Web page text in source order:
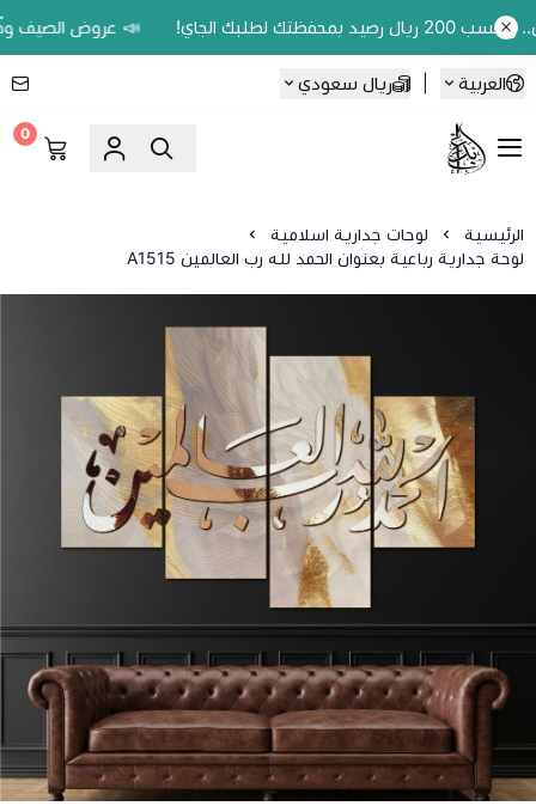
📣 عروض الصيف وفّر 20% على اللوحات الحين.. واكسب 200 ريال رصيد بمحفظتك لطلبك الجاي!
العربية ريال سعودي
Ebbdaa art
0
الرئيسية
لوحات جدارية اسلامية
لوحة جدارية رباعية بعنوان الحمد لله رب العالمين A1515